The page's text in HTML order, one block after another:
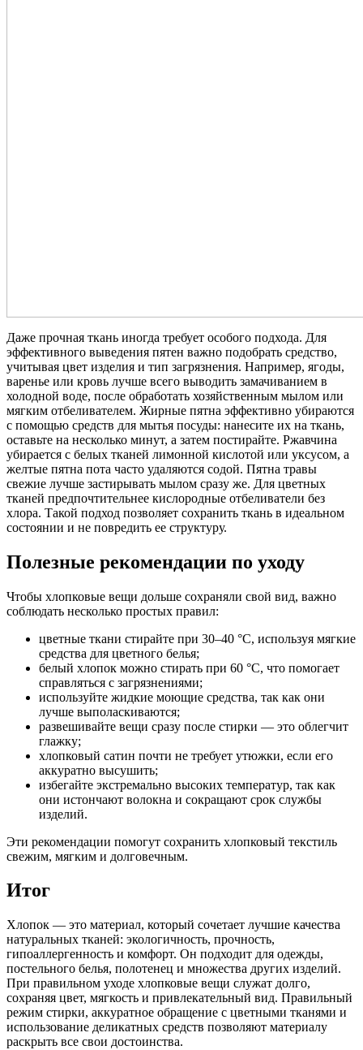
Даже прочная ткань иногда требует особого подхода. Для
эффективного выведения пятен важно подобрать средство,
учитывая цвет изделия и тип загрязнения. Например, ягоды,
варенье или кровь лучше всего выводить замачиванием в
холодной воде, после обработать хозяйственным мылом или
мягким отбеливателем. Жирные пятна эффективно убираются
с помощью средств для мытья посуды: нанесите их на ткань,
оставьте на несколько минут, а затем постирайте. Ржавчина
убирается с белых тканей лимонной кислотой или уксусом, а
желтые пятна пота часто удаляются содой. Пятна травы
свежие лучше застирывать мылом сразу же. Для цветных
тканей предпочтительнее кислородные отбеливатели без
хлора. Такой подход позволяет сохранить ткань в идеальном
состоянии и не повредить ее структуру.
Полезные рекомендации по уходу
Чтобы хлопковые вещи дольше сохраняли свой вид, важно
соблюдать несколько простых правил:
цветные ткани стирайте при 30–40 °С, используя мягкие
средства для цветного белья;
белый хлопок можно стирать при 60 °С, что помогает
справляться с загрязнениями;
используйте жидкие моющие средства, так как они
лучше выполаскиваются;
развешивайте вещи сразу после стирки — это облегчит
глажку;
хлопковый сатин почти не требует утюжки, если его
аккуратно высушить;
избегайте экстремально высоких температур, так как
они истончают волокна и сокращают срок службы
изделий.
Эти рекомендации помогут сохранить хлопковый текстиль
свежим, мягким и долговечным.
Итог
Хлопок — это материал, который сочетает лучшие качества
натуральных тканей: экологичность, прочность,
гипоаллергенность и комфорт. Он подходит для одежды,
постельного белья, полотенец и множества других изделий.
При правильном уходе хлопковые вещи служат долго,
сохраняя цвет, мягкость и привлекательный вид. Правильный
режим стирки, аккуратное обращение с цветными тканями и
использование деликатных средств позволяют материалу
раскрыть все свои достоинства.